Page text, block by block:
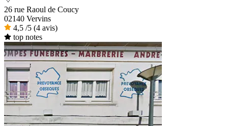
26 rue Raoul de Coucy
02140 Vervins
4,5 /5 (4 avis)
top notes